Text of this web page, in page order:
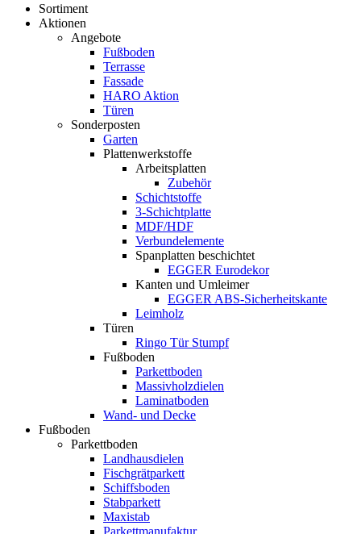
Sortiment
Aktionen
Angebote
Fußboden
Terrasse
Fassade
HARO Aktion
Türen
Sonderposten
Garten
Plattenwerkstoffe
Arbeitsplatten
Zubehör
Schichtstoffe
3-Schichtplatte
MDF/HDF
Verbundelemente
Spanplatten beschichtet
EGGER Eurodekor
Kanten und Umleimer
EGGER ABS-Sicherheitskante
Leimholz
Türen
Ringo Tür Stumpf
Fußboden
Parkettboden
Massivholzdielen
Laminatboden
Wand- und Decke
Fußboden
Parkettboden
Landhausdielen
Fischgrätparkett
Schiffsboden
Stabparkett
Maxistab
Parkettmanufaktur